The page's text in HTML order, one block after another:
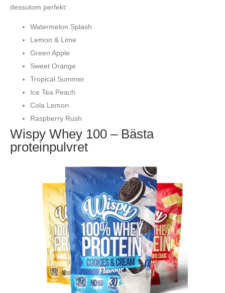
dessutom perfekt:
Watermelon Splash
Lemon & Lime
Green Apple
Sweet Orange
Tropical Summer
Ice Tea Peach
Cola Lemon
Raspberry Rush
Wispy Whey 100 – Bästa
proteinpulvret